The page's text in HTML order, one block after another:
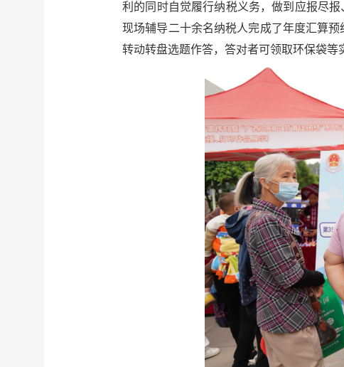
利的同时自觉履行纳税义务，做到应报尽
现场辅导二十余名纳税人完成了年度汇算
转动转盘选题作答，答对者可领取环保袋等